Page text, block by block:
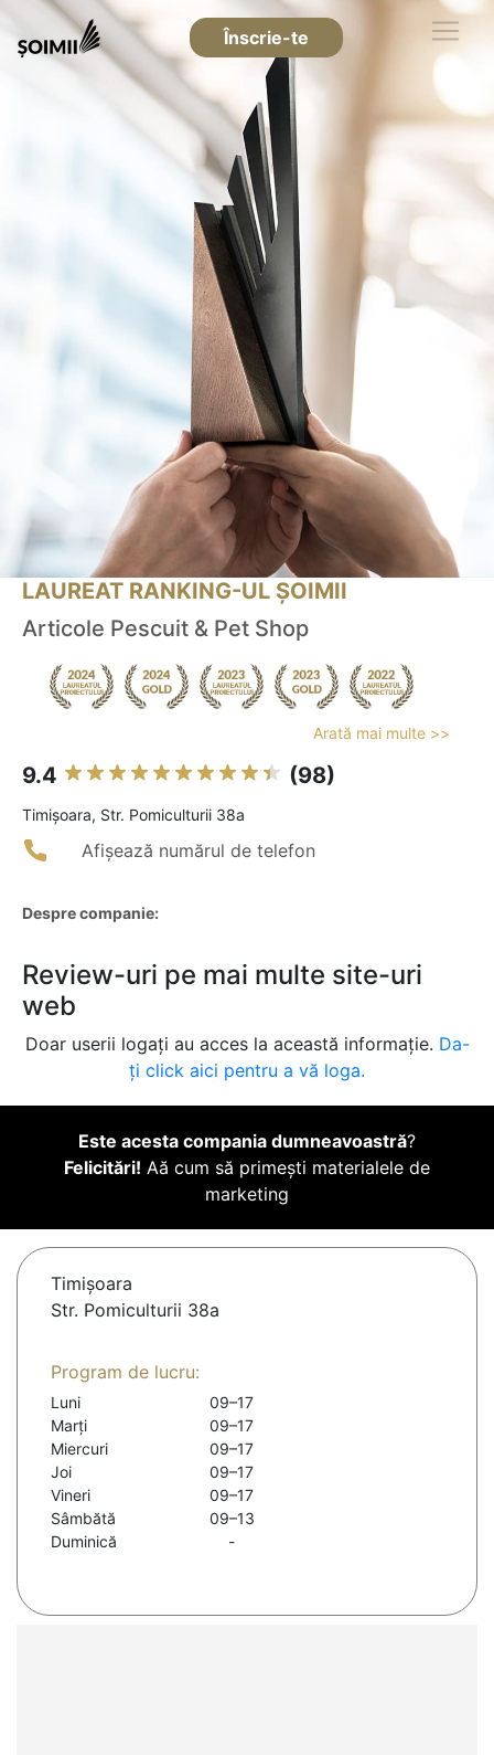
Înscrie-te
LAUREAT RANKING-UL ȘOIMII
Articole Pescuit & Pet Shop
Arată mai multe >>
9.4 (98)
Timişoara, Str. Pomiculturii 38a
Afișează numărul de telefon
Despre companie:
Review-uri pe mai multe site-uri
web
Doar userii logați au acces la această informație. Da-
ți click aici pentru a vă loga.
Este acesta compania dumneavoastră?
Felicitări! Aă cum să primești materialele de
marketing
Timişoara
Str. Pomiculturii 38a
Program de lucru:
Luni
09–17
Marți
09–17
Miercuri
09–17
Joi
09–17
Vineri
09–17
Sâmbătă
09–13
Duminică
-